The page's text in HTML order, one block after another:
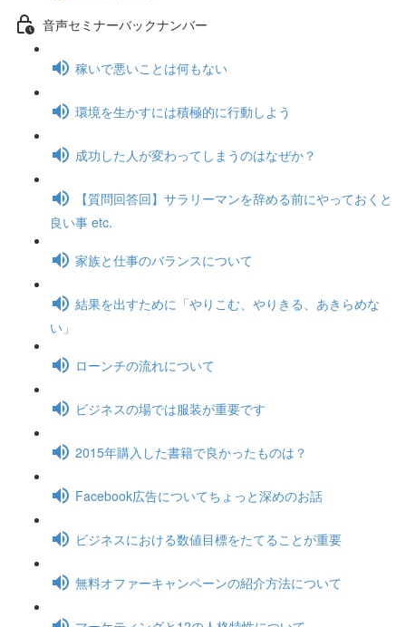
音声セミナーバックナンバー
稼いで悪いことは何もない
環境を生かすには積極的に行動しよう
成功した人が変わってしまうのはなぜか？
【質問回答回】サラリーマンを辞める前にやっておくと
良い事 etc.
家族と仕事のバランスについて
結果を出すために「やりこむ、やりきる、あきらめな
い」
ローンチの流れについて
ビジネスの場では服装が重要です
2015年購入した書籍で良かったものは？
Facebook広告についてちょっと深めのお話
ビジネスにおける数値目標をたてることが重要
無料オファーキャンペーンの紹介方法について